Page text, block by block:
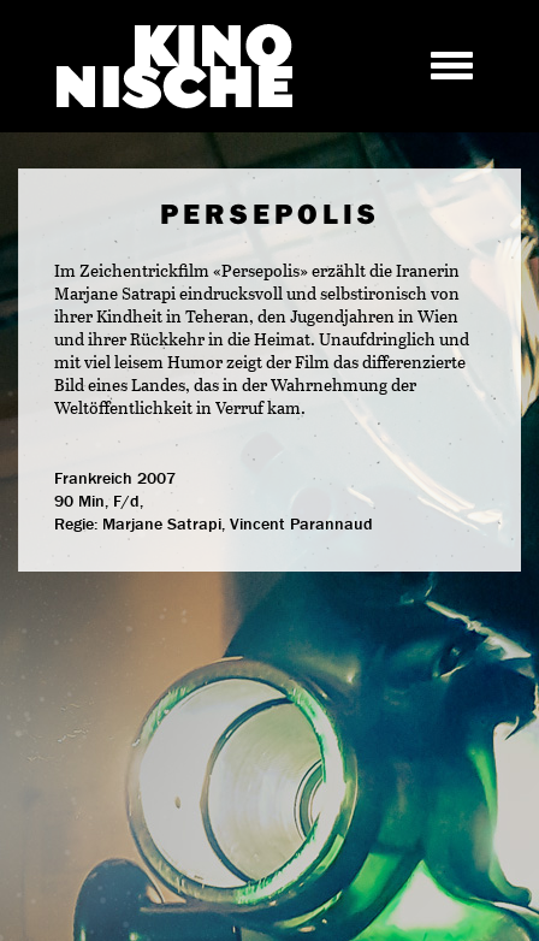
PERSEPOLIS
Im Zeichentrickfilm «Persepolis» erzählt die Iranerin
Marjane Satrapi eindrucksvoll und selbstironisch von
ihrer Kindheit in Teheran, den Jugendjahren in Wien
und ihrer Rückkehr in die Heimat. Unaufdringlich und
mit viel leisem Humor zeigt der Film das differenzierte
Bild eines Landes, das in der Wahrnehmung der
Weltöffentlichkeit in Verruf kam.
Frankreich 2007
90 Min, F/d,
Regie: Marjane Satrapi, Vincent Parannaud